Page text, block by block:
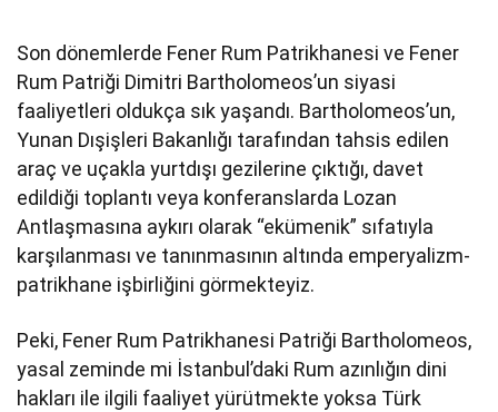
Son dönemlerde Fener Rum Patrikhanesi ve Fener
Rum Patriği Dimitri Bartholomeos’un siyasi
faaliyetleri oldukça sık yaşandı. Bartholomeos’un,
Yunan Dışişleri Bakanlığı tarafından tahsis edilen
araç ve uçakla yurtdışı gezilerine çıktığı, davet
edildiği toplantı veya konferanslarda Lozan
Antlaşmasına aykırı olarak “ekümenik” sıfatıyla
karşılanması ve tanınmasının altında emperyalizm-
patrikhane işbirliğini görmekteyiz.
Peki, Fener Rum Patrikhanesi Patriği Bartholomeos,
yasal zeminde mi İstanbul’daki Rum azınlığın dini
hakları ile ilgili faaliyet yürütmekte yoksa Türk